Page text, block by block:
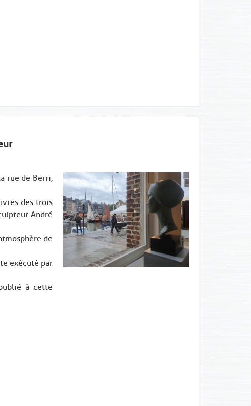
rue de Berri,
des trois
André
de
exécuté par
à cette